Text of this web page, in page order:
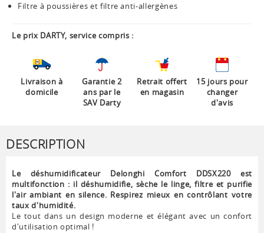
Filtre à poussières et filtre anti-allergènes
Le prix DARTY, service compris :
Livraison à
domicile
Garantie 2
ans par le
SAV Darty
Retrait offert
en magasin
15 jours pour
changer
d'avis
DESCRIPTION
Le déshumidificateur Delonghi Comfort DDSX220 est
multifonction : il déshumidifie, sèche le linge, filtre et purifie
l'air ambiant en silence. Respirez mieux en contrôlant votre
taux d'humidité.
Le tout dans un design moderne et élégant avec un confort
d'utilisation optimal !